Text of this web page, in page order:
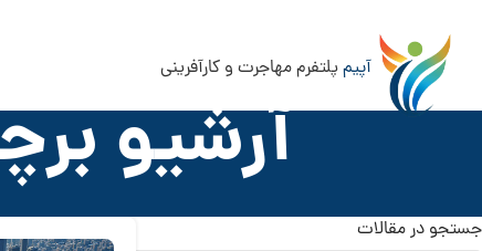
آپیمپلتفرم مهاجرت و کارآفرینی
آرشیو
جستجو در مقالات